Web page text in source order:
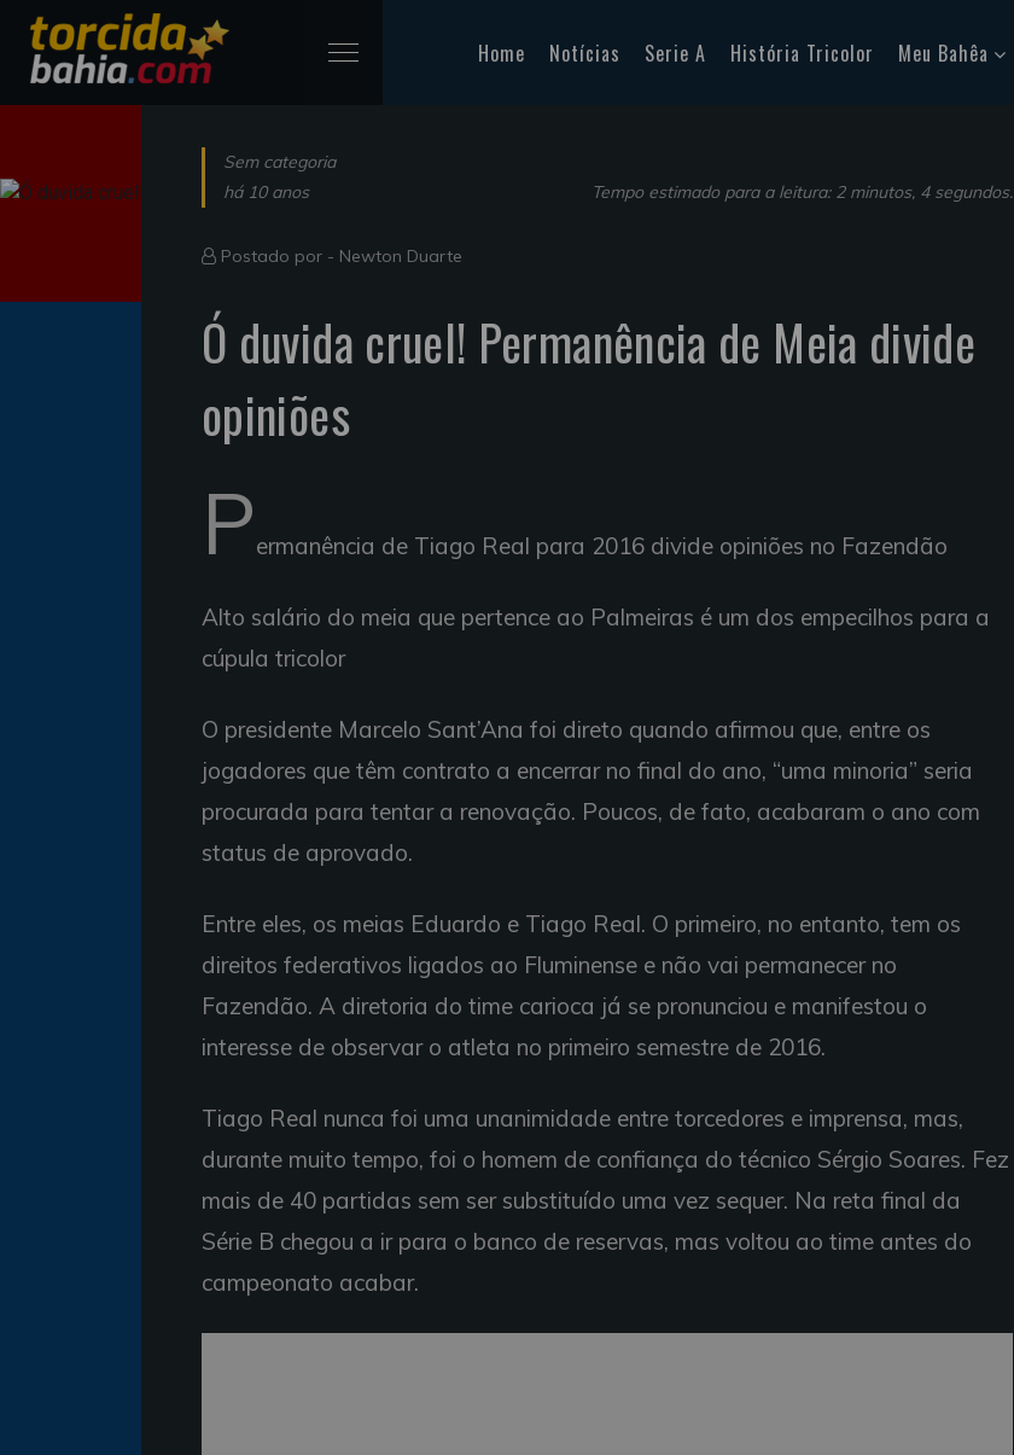
Home Notícias Serie A História Tricolor Meu Bahêa
Sem categoria
há 10 anos
Tempo estimado para a leitura: 2 minutos, 4 segundos.
Postado por - Newton Duarte
Ó duvida cruel! Permanência de Meia divide
opiniões
Permanência de Tiago Real para 2016 divide opiniões no Fazendão
Alto salário do meia que pertence ao Palmeiras é um dos empecilhos para a
cúpula tricolor
O presidente Marcelo Sant’Ana foi direto quando afirmou que, entre os
jogadores que têm contrato a encerrar no final do ano, “uma minoria” seria
procurada para tentar a renovação. Poucos, de fato, acabaram o ano com
status de aprovado.
Entre eles, os meias Eduardo e Tiago Real. O primeiro, no entanto, tem os
direitos federativos ligados ao Fluminense e não vai permanecer no
Fazendão. A diretoria do time carioca já se pronunciou e manifestou o
interesse de observar o atleta no primeiro semestre de 2016.
Tiago Real nunca foi uma unanimidade entre torcedores e imprensa, mas,
durante muito tempo, foi o homem de confiança do técnico Sérgio Soares. Fez
mais de 40 partidas sem ser substituído uma vez sequer. Na reta final da
Série B chegou a ir para o banco de reservas, mas voltou ao time antes do
campeonato acabar.